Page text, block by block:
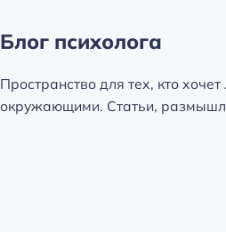
Блог психолога
Пространство для тех, кто
окружающими. Статьи,